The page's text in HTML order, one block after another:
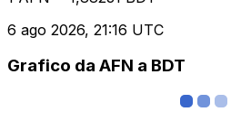
6 ago 2026, 21:16 UTC
Grafico da AFN a BDT